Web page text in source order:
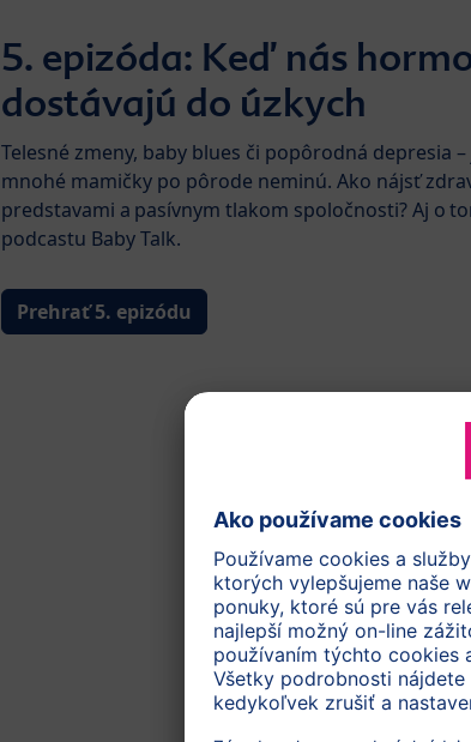
5. epizóda: Keď nás
dostávajú do úzkych
Telesné zmeny, baby blues či popôrodná depresia
mnohé mamičky po pôrode neminú. Ako nájsť
predstavami a pasívnym tlakom spoločnosti? Aj o
podcastu Baby Talk.
Prehrať 5. epizódu